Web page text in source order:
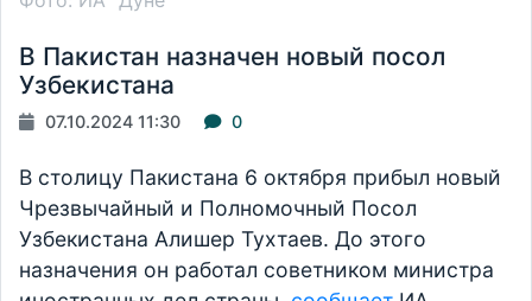
В Пакистан назначен новый посол
Узбекистана
07.10.2024 11:30 0
В столицу Пакистана 6 октября прибыл новый
Чрезвычайный и Полномочный Посол
Узбекистана Алишер Тухтаев. До этого
назначения он работал советником министра